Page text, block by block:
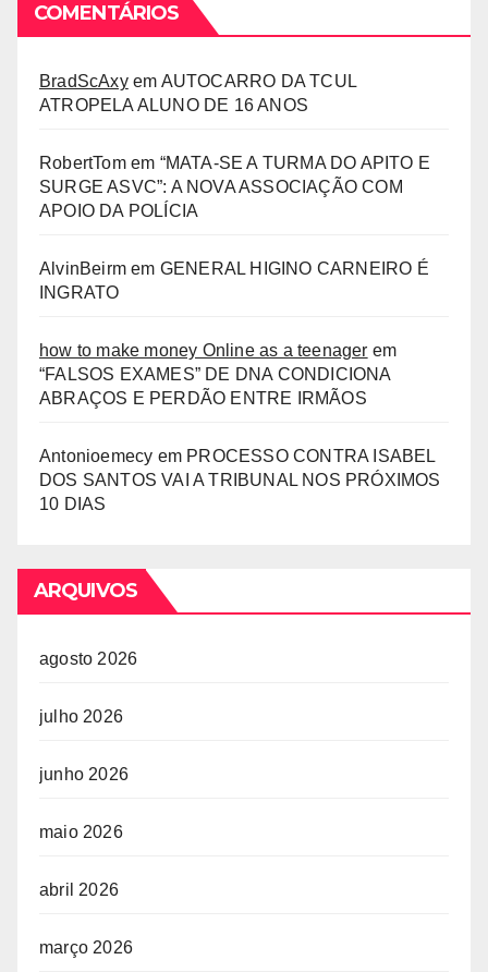
COMENTÁRIOS
BradScAxyem AUTOCARRO DA TCUL
ATROPELA ALUNO DE 16 ANOS
RobertTomem “MATA-SE A TURMA DO APITO E
SURGE ASVC”: A NOVA ASSOCIAÇÃO COM
APOIO DA POLÍCIA
AlvinBeirm em GENERAL HIGINO CARNEIRO É
INGRATO
how to make money Online as a teenager em
“FALSOS EXAMES” DE DNA CONDICIONA
ABRAÇOS E PERDÃO ENTRE IRMÃOS
Antonioemecy em PROCESSO CONTRA ISABEL
DOS SANTOS VAI A TRIBUNAL NOS PRÓXIMOS
10 DIAS
ARQUIVOS
agosto 2026
julho 2026
junho 2026
maio 2026
abril 2026
março 2026